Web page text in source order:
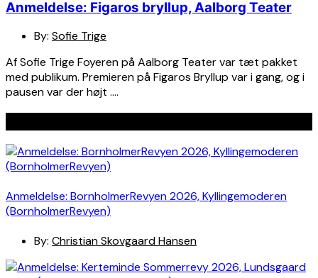
Anmeldelse: Figaros bryllup, Aalborg Teater
By: Sofie Trige
Af Sofie Trige Foyeren på Aalborg Teater var tæt pakket
med publikum. Premieren på Figaros Bryllup var i gang, og i
pausen var der højt ….
Anmeldelse: BornholmerRevyen 2026, Kyllingemoderen
(BornholmerRevyen)
By: Christian Skovgaard Hansen